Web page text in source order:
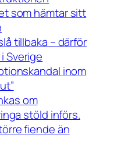
som hämtar sitt
tillbaka – därför
Sverige
inom
om
stöld införs.
fiende än